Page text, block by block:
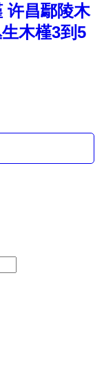
许昌鄢陵木
木槿3到5